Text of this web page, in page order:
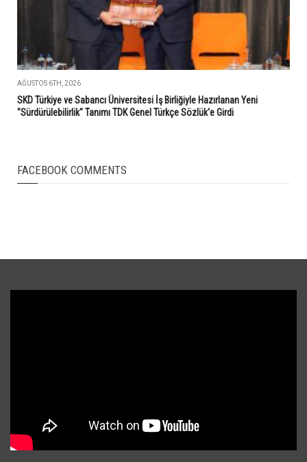
AĞUSTOS 6TH, 2026
SKD Türkiye ve Sabancı Üniversitesi İş Birliğiyle Hazırlanan Yeni
"Sürdürülebilirlik" Tanımı TDK Genel Türkçe Sözlük'e Girdi
FACEBOOK COMMENTS